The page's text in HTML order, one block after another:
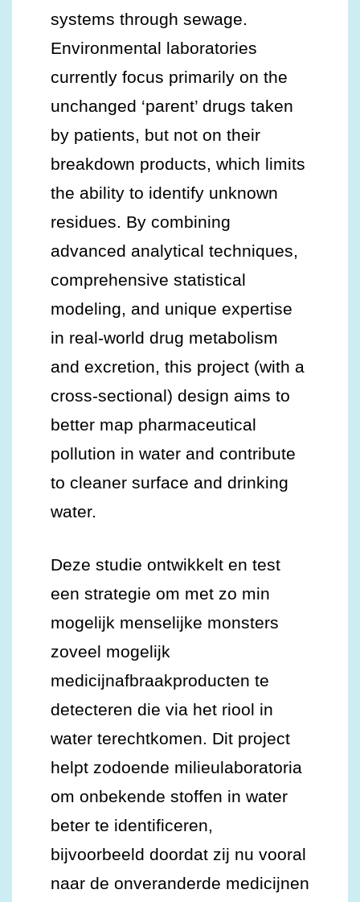
systems through sewage.
Environmental laboratories
currently focus primarily on the
unchanged ‘parent’ drugs taken
by patients, but not on their
breakdown products, which limits
the ability to identify unknown
residues. By combining
advanced analytical techniques,
comprehensive statistical
modeling, and unique expertise
in real-world drug metabolism
and excretion, this project (with a
cross-sectional) design aims to
better map pharmaceutical
pollution in water and contribute
to cleaner surface and drinking
water.
Deze studie ontwikkelt en test
een strategie om met zo min
mogelijk menselijke monsters
zoveel mogelijk
medicijnafbraakproducten te
detecteren die via het riool in
water terechtkomen. Dit project
helpt zodoende milieulaboratoria
om onbekende stoffen in water
beter te identificeren,
bijvoorbeeld doordat zij nu vooral
naar de onveranderde medicijnen